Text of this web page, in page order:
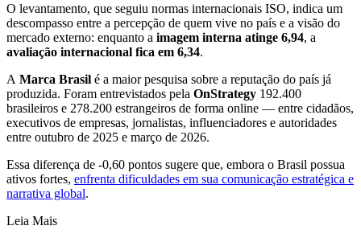
O levantamento, que seguiu normas internacionais ISO, indica um
descompasso entre a percepção de quem vive no país e a visão do
mercado externo: enquanto a imagem interna atinge 6,94, a
avaliação internacional fica em 6,34.
A Marca Brasil é a maior pesquisa sobre a reputação do país já
produzida. Foram entrevistados pela OnStrategy 192.400
brasileiros e 278.200 estrangeiros de forma online — entre cidadãos,
executivos de empresas, jornalistas, influenciadores e autoridades
entre outubro de 2025 e março de 2026.
Essa diferença de -0,60 pontos sugere que, embora o Brasil possua
ativos fortes, enfrenta dificuldades em sua comunicação estratégica e
narrativa global.
Leia Mais